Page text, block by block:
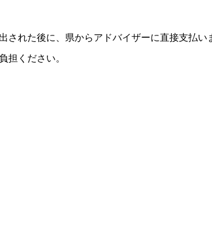
された後に、県からアドバイザーに直接支払い
ください。